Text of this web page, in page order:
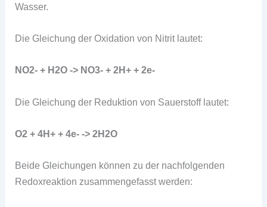
Wasser.
Die Gleichung der Oxidation von Nitrit lautet:
NO2- + H2O -> NO3- + 2H+ + 2e-
Die Gleichung der Reduktion von Sauerstoff lautet:
O2 + 4H+ + 4e- -> 2H2O
Beide Gleichungen können zu der nachfolgenden
Redoxreaktion zusammengefasst werden: